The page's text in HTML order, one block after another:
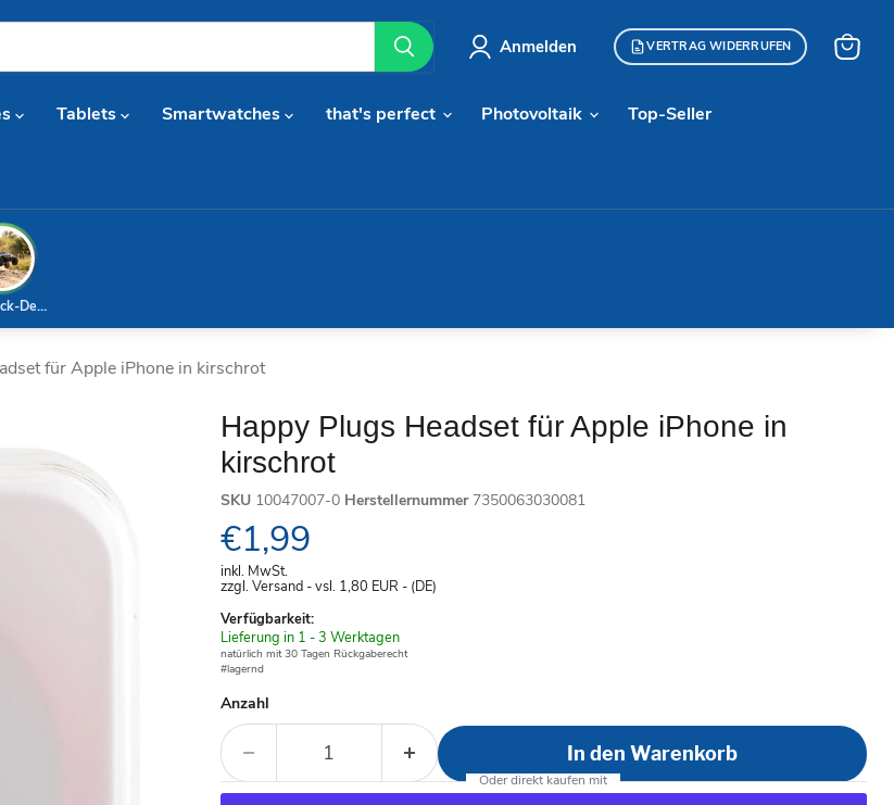
Anmelden VERTRAG WIDERRUFEN
Tablets Smartwatches that's perfect Photovoltaik Top-Seller
Deal
für Apple iPhone in kirschrot
Happy Plugs Headset für Apple iPhone in
kirschrot
SKU 10047007-0 Herstellernummer 7350063030081
Aktueller Preis
€1,99
inkl. MwSt.
zzgl. Versand - vsl. 1,80 EUR - (DE)
Verfügbarkeit:
Verfügbar
-
Lieferung in 1 - 3 Werktagen
natürlich mit 30 Tagen Rückgaberecht
#lagernd
Anzahl
In den Warenkorb